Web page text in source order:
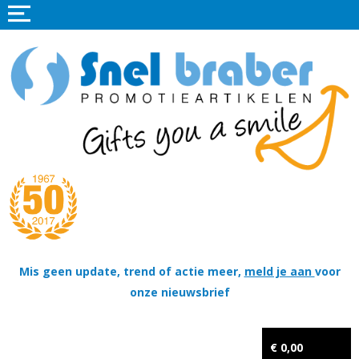
Mis geen update, trend of actie meer, meld je aan voor
onze nieuwsbrief
€ 0,00
Home
Promotieartikelen
Tassen
Thema's